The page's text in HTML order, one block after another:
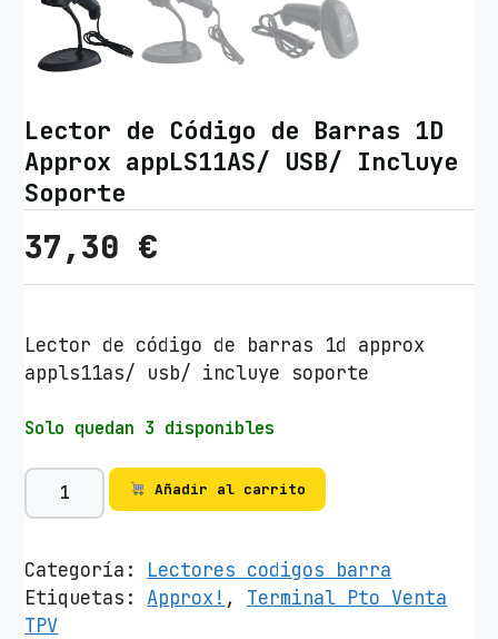
Lector de Código de Barras 1D
Approx appLS11AS/ USB/ Incluye
Soporte
37,30 €
Lector de código de barras 1d approx
appls11as/ usb/ incluye soporte
Solo quedan 3 disponibles
L
e
t
o
r
Añadir al carrito
Categoría: Lectores codigos barra
Etiquetas: Approx! , Terminal Pto Venta
TPV